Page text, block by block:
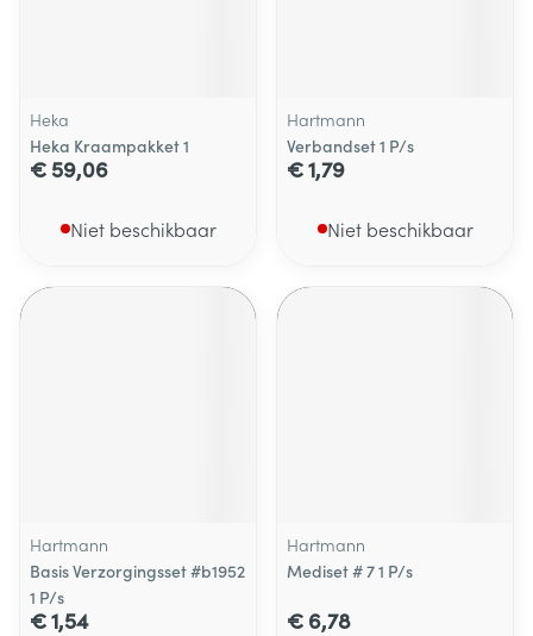
Heka
Heka Kraampakket 1
€ 59,06
Niet beschikbaar
Hartmann
Verbandset 1 P/s
€ 1,79
Niet beschikbaar
Hartmann
Basis Verzorgingsset #b1952
1 P/s
€ 1,54
Hartmann
Mediset # 7 1 P/s
€ 6,78